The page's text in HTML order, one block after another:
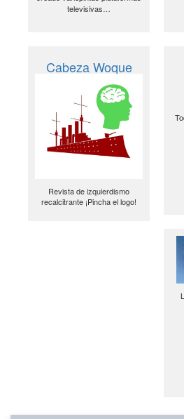
televisivas…
Cabeza Woque
Revista de izquierdismo
recalcitrante ¡Pincha el logo!